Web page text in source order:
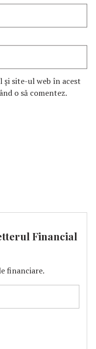
și site-ul web în acest
o să comentez.
Financial
financiare.